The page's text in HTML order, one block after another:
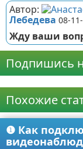
Автор:
Лебедева 08-
Жду ваши
Подпишись
Похожие
❶ Как